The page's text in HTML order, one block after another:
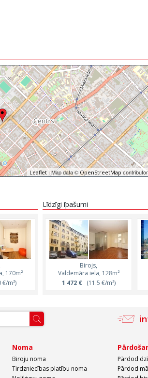
Leaflet | Map data ©OpenStreetMap
170m²
m²)
Birojs,
Valdemāra iela, 128m²
1 472 € (11.5 €/m²)
Līdzīgi īpašumi
Birojs,
Valdemāra iela, 128m²
1 472 €(11.5 €/m²)
Noma
Biroju noma
Tirdzniecības platību noma
Pārdod
Pārdod